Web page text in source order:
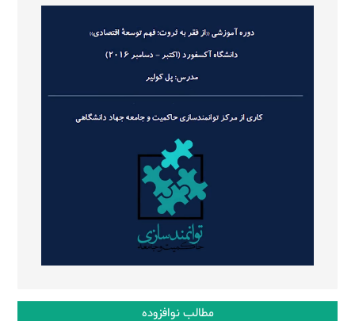
مطالب نوافزوده